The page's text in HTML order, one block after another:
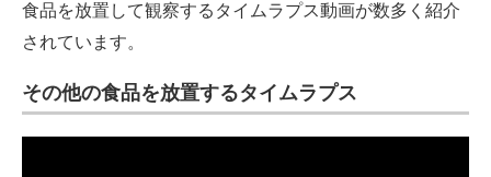
食品を放置して観察するタイムラプス動画が数多く紹介
されています。
その他の食品を放置するタイムラプス